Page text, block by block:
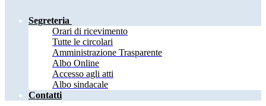
Segreteria
Orari di ricevimento
Tutte le circolari
Amministrazione Trasparente
Albo Online
Accesso agli atti
Albo sindacale
Contatti